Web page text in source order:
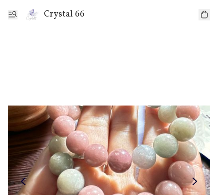
Crystal 66